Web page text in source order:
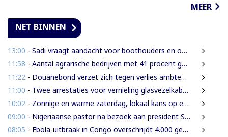
MEER
NET BINNEN
13:00 - Sadi vraagt aandacht voor boothouders en overbelasting Wijdenboschbrug
11:58 - Aantal agrarische bedrijven met 41 procent gegroeid
11:22 - Douanebond verzet zich tegen verlies ambtenarenstatus bij wijziging Wet Belastingdienst
11:00 - Twee arrestaties voor vernieling glasvezelkabels Telesur; maskers en kabelknipper gevonden
10:02 - Zonnige en warme zaterdag, lokaal kans op een bui
09:00 - Nigeriaanse pastor na bezoek aan president Simons: ‘Toename van rijkdom in Suriname’
08:05 - Ebola-uitbraak in Congo overschrijdt 4.000 gevallen